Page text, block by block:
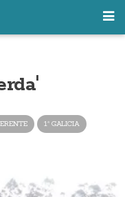
1ª GALICIA